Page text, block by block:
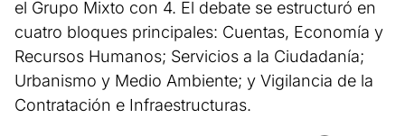
el Grupo Mixto con 4. El debate se estructuró en
cuatro bloques principales: Cuentas, Economía y
Recursos Humanos; Servicios a la Ciudadanía;
Urbanismo y Medio Ambiente; y Vigilancia de la
Contratación e Infraestructuras.